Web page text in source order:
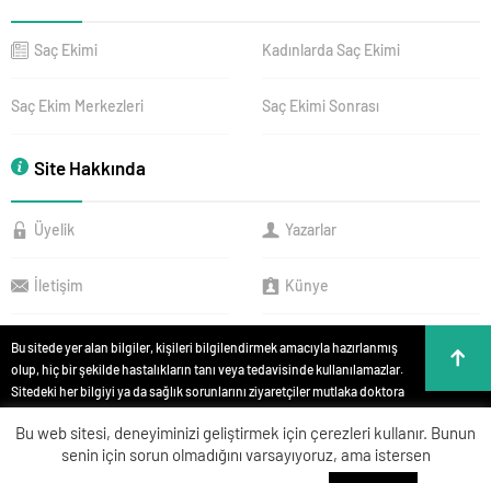
Saç Ekimi Kadınlarda Saç Ekimi
Saç Ekim Merkezleri Saç Ekimi Sonrası
Site Hakkında
Üyelik Yazarlar
İletişim Künye
Bu sitede yer alan bilgiler, kişileri bilgilendirmek amacıyla hazırlanmış
olup, hiç bir şekilde hastalıkların tanı veya tedavisinde kullanılamazlar.
Sitedeki her bilgiyi ya da sağlık sorunlarını ziyaretçiler mutlaka doktora
tedavisinin veya konsültasyonunun yerini alamaz. Site içeriği kişisel
teşhis ve tedavi yönteminin seçimi için değerlendirilemez. Anlatılan tüm
Bu web sitesi, deneyiminizi geliştirmek için çerezleri kullanır. Bunun
senin için sorun olmadığını varsayıyoruz, ama istersen